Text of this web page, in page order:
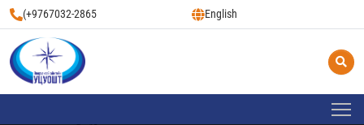
(+9767032-2865 English